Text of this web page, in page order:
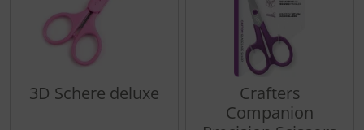
3D Schere deluxe
Crafters
Companion